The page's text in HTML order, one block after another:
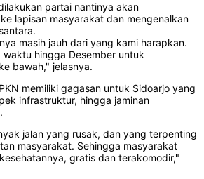
partai nantinya akan
lapisan masyarakat dan mengenalkan
masih jauh dari yang kami harapkan.
waktu hingga Desember untuk
bawah," jelasnya.
memiliki gagasan untuk Sidoarjo yang
infrastruktur, hingga jaminan
jalan yang rusak, dan yang terpenting
masyarakat. Sehingga masyarakat
gratis dan terakomodir,"